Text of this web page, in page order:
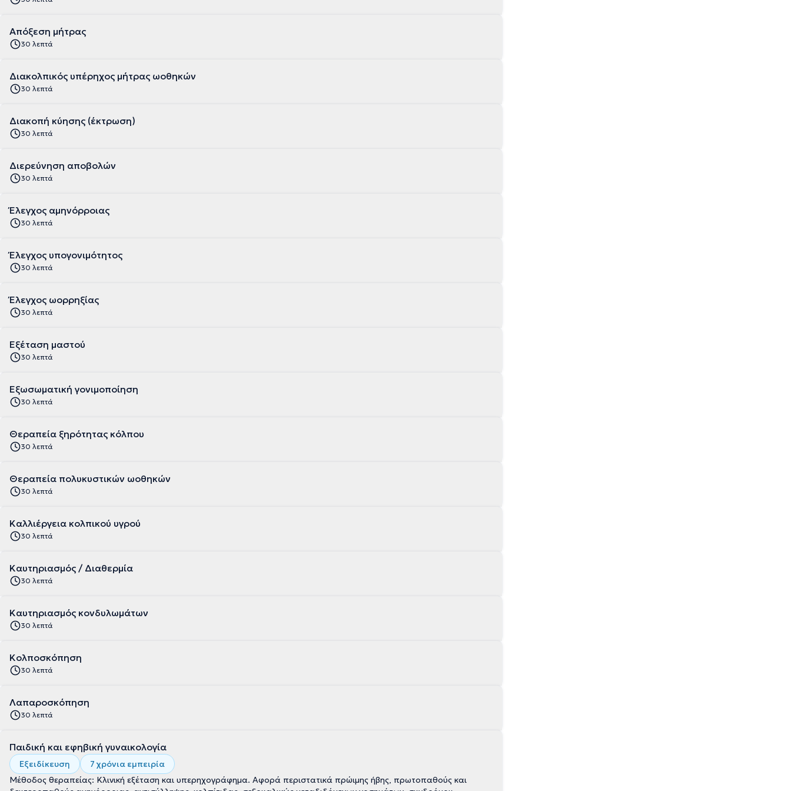
Απόξεση μήτρας
30 λεπτά
Διακολπικός υπέρηχος μήτρας ωοθηκών
30 λεπτά
Διακοπή κύησης (έκτρωση)
30 λεπτά
Διερεύνηση αποβολών
30 λεπτά
Έλεγχος αμηνόρροιας
30 λεπτά
Έλεγχος υπογονιμότητος
30 λεπτά
Έλεγχος ωορρηξίας
30 λεπτά
Εξέταση μαστού
30 λεπτά
Εξωσωματική γονιμοποίηση
30 λεπτά
Θεραπεία ξηρότητας κόλπου
30 λεπτά
Θεραπεία πολυκυστικών ωοθηκών
30 λεπτά
Καλλιέργεια κολπικού υγρού
30 λεπτά
Καυτηριασμός / Διαθερμία
30 λεπτά
Καυτηριασμός κονδυλωμάτων
30 λεπτά
Κολποσκόπηση
30 λεπτά
Λαπαροσκόπηση
30 λεπτά
Παιδική και εφηβική γυναικολογία
Εξειδίκευση
7 χρόνια εμπειρία
Μέθοδος θεραπείας: Κλινική εξέταση και υπερηχογράφημα. Αφορά περιστατικά πρώιμης ήβης, πρωτοπαθούς και